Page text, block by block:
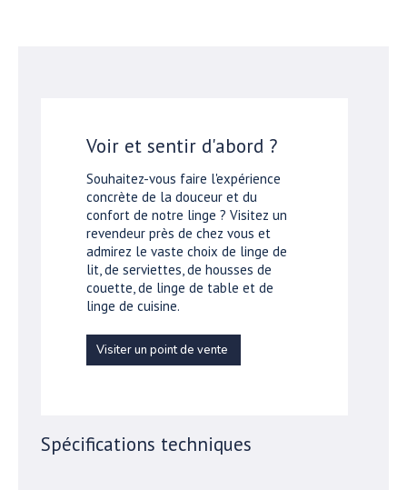
Voir et sentir d'abord ?
Souhaitez-vous faire l'expérience
concrète de la douceur et du
confort de notre linge ? Visitez un
revendeur près de chez vous et
admirez le vaste choix de linge de
lit, de serviettes, de housses de
couette, de linge de table et de
linge de cuisine.
Visiter un point de vente
Spécifications techniques